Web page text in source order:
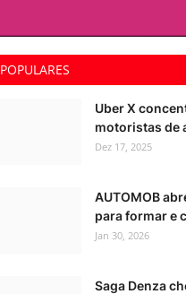
POPULARES
Uber X
motoristas de
Dez 17, 2025
AUTOMOB
para formar e
Jan 30, 2026
Saga Denza